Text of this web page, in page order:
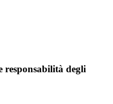
responsabilità degli